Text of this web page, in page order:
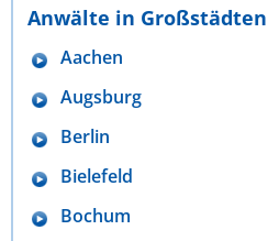
Anwälte in Großstädten
Aachen
Augsburg
Berlin
Bielefeld
Bochum